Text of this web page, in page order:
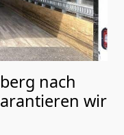
nach
wir